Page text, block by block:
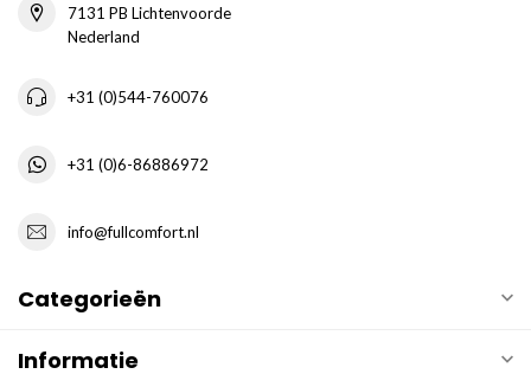
7131 PB Lichtenvoorde
Nederland
+31 (0)544-760076
+31 (0)6-86886972
info@fullcomfort.nl
Categorieën
Informatie